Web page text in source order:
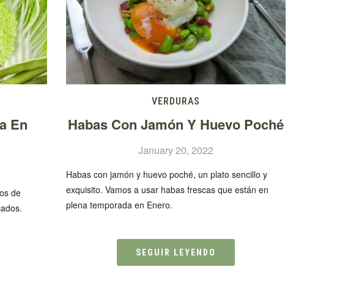
En
de
VERDURAS
Habas Con Jamón Y Huevo Poché
January 20, 2022
Habas con jamón y huevo poché, un plato sencillo y
exquisito. Vamos a usar habas frescas que están en
plena temporada en Enero.
SEGUIR LEYENDO